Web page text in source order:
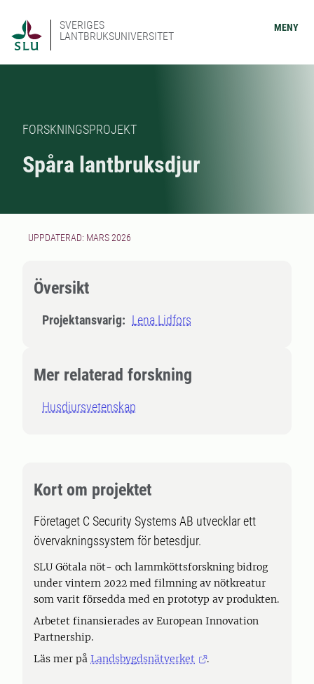
SVERIGES
LANTBRUKSUNIVERSITET
MENY
FORSKNINGSPROJEKT
Spåra lantbruksdjur
UPPDATERAD: MARS 2026
Översikt
Projektansvarig: Lena Lidfors
Mer relaterad forskning
Husdjursvetenskap
Kort om projektet
Företaget C Security Systems AB utvecklar ett
övervakningssystem för betesdjur.
SLU Götala nöt- och lammköttsforskning bidrog
under vintern 2022 med filmning av nötkreatur
som varit försedda med en prototyp av produkten.
Arbetet finansierades av European Innovation
Partnership.
Läs mer på Landsbygdsnätverket .